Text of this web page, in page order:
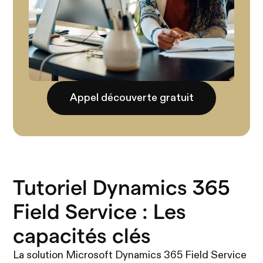
Appel découverte gratuit
Tutoriel Dynamics 365
Field Service : Les
capacités clés
La solution Microsoft Dynamics 365 Field Service